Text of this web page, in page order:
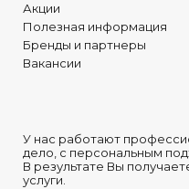
Акции
Полезная информация
Бренды и партнеры
Вакансии
У нас работают
дело, с персональным
В результате Вы
услуги.